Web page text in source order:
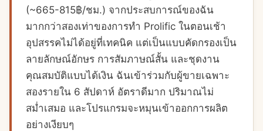
(~665-815฿/ชม.) จากประสบการณ์ของฉัน
มากกว่าสองเท่าของการทำ Prolific ในตอนเช้า
อุปสรรคไม่ได้อยู่ที่เทคนิค แต่เป็นแบบคัดกรองเป็น
ลายลักษณ์อักษร การสัมภาษณ์สั้น และชุดงาน
คุณสมบัติแบบได้เงิน ฉันเข้าร่วมกับผู้ขายเฉพาะ
สองรายใน 6 สัปดาห์ อัตราดีมาก ปริมาณไม่
สม่ำเสมอ และโปรแกรมจะหมุนเข้าออกการผลิต
อย่างเงียบๆ